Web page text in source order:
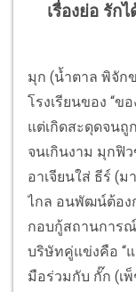
เรื่องย่อ รัก
มุก (น้ำตาล พิจัก
โรงเรียนของ “
แต่เกิดสะดุดจน
จนเกินงาม มุกฟิว
อาเจียนใส่ ธีร์ (
ไกล อนพัฒน์ต้อง
กอบกู้สถานการ
บริษัทคู่แข่งคือ “
มือร่วมกับ กั๊ก (เ